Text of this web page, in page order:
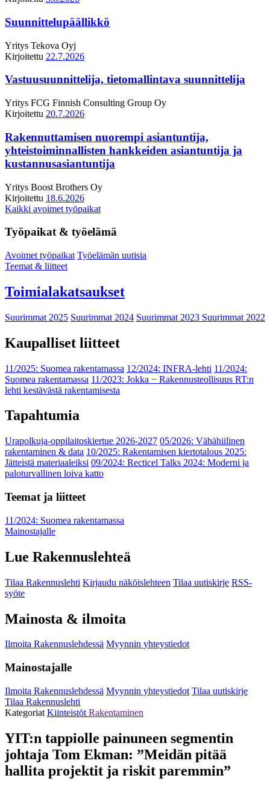
Suunnittelupäällikkö
Yritys Tekova Oyj
Kirjoitettu 22.7.2026
Vastuusuunnittelija, tietomallintava suunnittelija
Yritys FCG Finnish Consulting Group Oy
Kirjoitettu 20.7.2026
Rakennuttamisen nuorempi asiantuntija,
yhteistoiminnallisten hankkeiden asiantuntija ja
kustannusasiantuntija
Yritys Boost Brothers Oy
Kirjoitettu 18.6.2026
Kaikki avoimet työpaikat
Työpaikat & työelämä
Avoimet työpaikat Työelämän uutisia
Teemat & liitteet
Toimialakatsaukset
Suurimmat 2025 Suurimmat 2024 Suurimmat 2023 Suurimmat 2022
Kaupalliset liitteet
11/2025: Suomea rakentamassa 12/2024: INFRA-lehti 11/2024:
Suomea rakentamassa 11/2023: Jokka − Rakennusteollisuus RT:n
lehti kestävästä rakentamisesta
Tapahtumia
Urapolkuja-oppilaitoskiertue 2026-2027 05/2026: Vähähiilinen
rakentaminen & data 10/2025: Rakentamisen kiertotalous 2025:
Jätteistä materiaaleiksi 09/2024: Recticel Talks 2024: Moderni ja
paloturvallinen loiva katto
Teemat ja liitteet
11/2024: Suomea rakentamassa
Mainostajalle
Lue Rakennuslehteä
Tilaa Rakennuslehti Kirjaudu näköislehteen Tilaa uutiskirje RSS-
syöte
Mainosta & ilmoita
Ilmoita Rakennuslehdessä Myynnin yhteystiedot
Mainostajalle
Ilmoita Rakennuslehdessä Myynnin yhteystiedot Tilaa uutiskirje
Tilaa Rakennuslehti
Kategoriat Kiinteistöt Rakentaminen
YIT:n tappiolle painuneen segmentin
johtaja Tom Ekman: ”Meidän pitää
hallita projektit ja riskit paremmin”